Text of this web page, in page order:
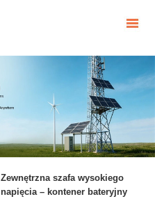
Zewnętrzna szafa wysokiego
napięcia – kontener bateryjny